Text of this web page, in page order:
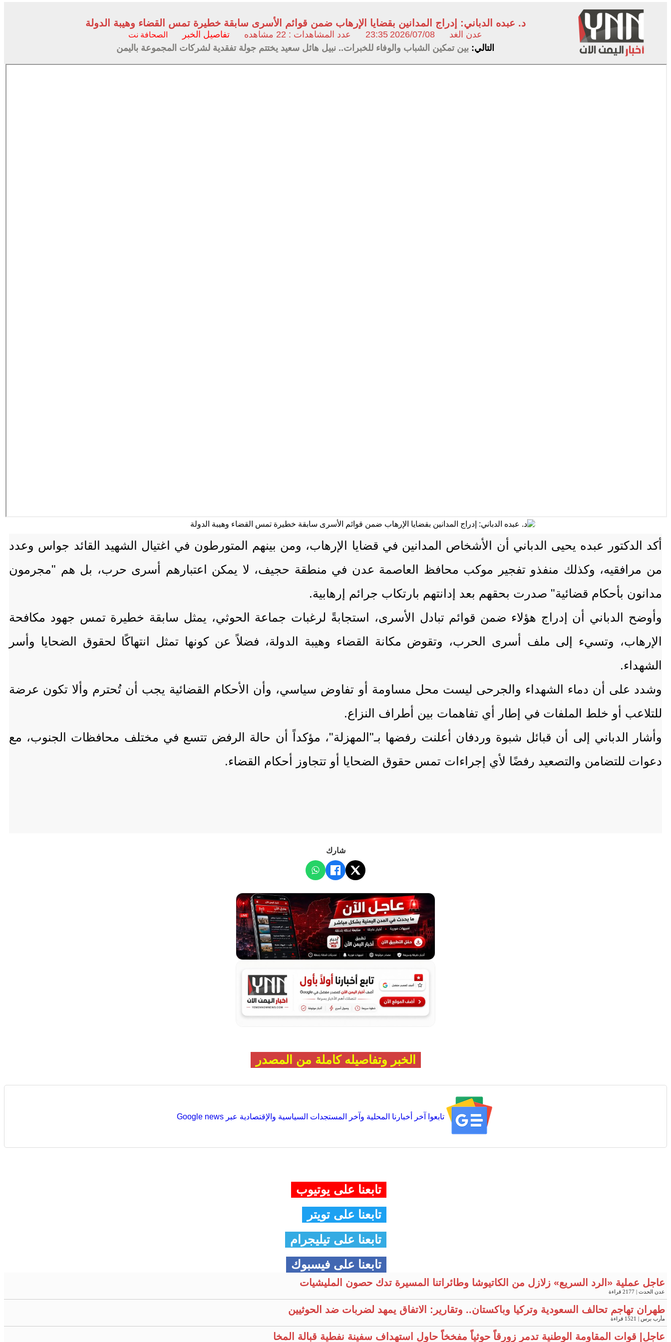
د. عبده الدباني: إدراج المدانين بقضايا الإرهاب ضمن قوائم الأسرى سابقة خطيرة تمس القضاء وهيبة الدولة
عدن الغد 2026/07/08
23:35 عدد المشاهدات : 22 مشاهده تفاصيل الخبر الصحافة نت
التالي: بين تمكين الشباب والوفاء للخبرات.. نبيل هائل سعيد يختتم جولة تفقدية لشركات المجموعة باليمن
أكد الدكتور عبده يحيى الدباني أن الأشخاص المدانين في قضايا الإرهاب، ومن بينهم المتورطون في اغتيال الشهيد القائد جواس وعدد
من مرافقيه، وكذلك منفذو تفجير موكب محافظ العاصمة عدن في منطقة حجيف، لا يمكن اعتبارهم أسرى حرب، بل هم "مجرمون
مدانون بأحكام قضائية" صدرت بحقهم بعد إدانتهم بارتكاب جرائم إرهابية.
وأوضح الدباني أن إدراج هؤلاء ضمن قوائم تبادل الأسرى، استجابةً لرغبات جماعة الحوثي، يمثل سابقة خطيرة تمس جهود مكافحة
الإرهاب، وتسيء إلى ملف أسرى الحرب، وتقوض مكانة القضاء وهيبة الدولة، فضلاً عن كونها تمثل انتهاكًا لحقوق الضحايا وأسر
الشهداء.
وشدد على أن دماء الشهداء والجرحى ليست محل مساومة أو تفاوض سياسي، وأن الأحكام القضائية يجب أن تُحترم وألا تكون عرضة
للتلاعب أو خلط الملفات في إطار أي تفاهمات بين أطراف النزاع.
وأشار الدباني إلى أن قبائل شبوة وردفان أعلنت رفضها بـ"المهزلة"، مؤكداً أن حالة الرفض تتسع في مختلف محافظات الجنوب، مع
دعوات للتضامن والتصعيد رفضًا لأي إجراءات تمس حقوق الضحايا أو تتجاوز أحكام القضاء.
شارك
الخبر وتفاصيله كاملة من المصدر
تابعوا آخر أخبارنا المحلية وآخر المستجدات السياسية والإقتصادية عبر Google news
تابعنا على يوتيوب
تابعنا على تويتر
تابعنا على تيليجرام
تابعنا على فيسبوك
عاجل عملية «الرد السريع» زلازل من الكاتيوشا وطائراتنا المسيرة تدك حصون المليشيات
عدن الحدث | 2177 قراءة
طهران تهاجم تحالف السعودية وتركيا وباكستان.. وتقارير: الاتفاق يمهد لضربات ضد الحوثيين
مأرب برس | 1521 قراءة
عاجل| قوات المقاومة الوطنية تدمر زورقاً حوثياً مفخخاً حاول استهداف سفينة نفطية قبالة المخا